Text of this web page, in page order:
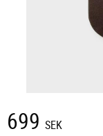
699 SEK